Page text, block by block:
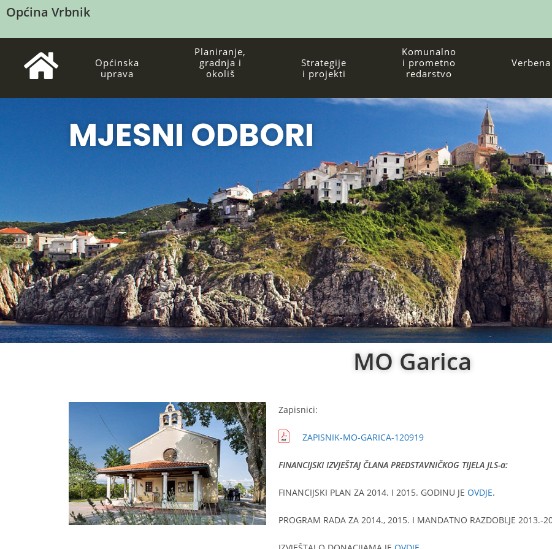
Općina Vrbnik
Općinska
uprava
Planiranje,
gradnja i
okoliš
Strategije
i projekti
Komunalno
i prometno
redarstvo
MJESNI ODBORI
MO Garica
Zapisnici:
ZAPISNIK-MO-GARICA-120919
FINANCIJSKI IZVJEŠTAJ ČLANA PREDSTAVNIČKOG TIJELA JLS-a:
FINANCIJSKI PLAN ZA 2014. I 2015. GODINU JE OVDJE.
PROGRAM RADA ZA 2014., 2015. I MANDATNO RAZDOBLJE 2013.-